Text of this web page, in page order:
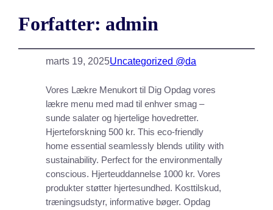
Forfatter: admin
marts 19, 2025Uncategorized @da
Vores Lækre Menukort til Dig Opdag vores
lækre menu med mad til enhver smag –
sunde salater og hjertelige hovedretter.
Hjerteforskning 500 kr. This eco-friendly
home essential seamlessly blends utility with
sustainability. Perfect for the environmentally
conscious. Hjerteuddannelse 1000 kr. Vores
produkter støtter hjertesundhed. Kosttilskud,
træningsudstyr, informative bøger. Opdag